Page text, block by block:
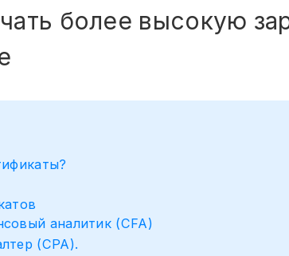
более высокую
аналитик (CFA)
(CPA).